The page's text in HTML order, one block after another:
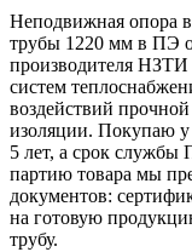
Неподвижная опора
трубы 1220 мм в ПЭ
производителя НЗТИ
систем
воздействий
изоляции. Покупаю у
5 лет, а срок службы
партию товара мы
документов:
на готовую
трубу.